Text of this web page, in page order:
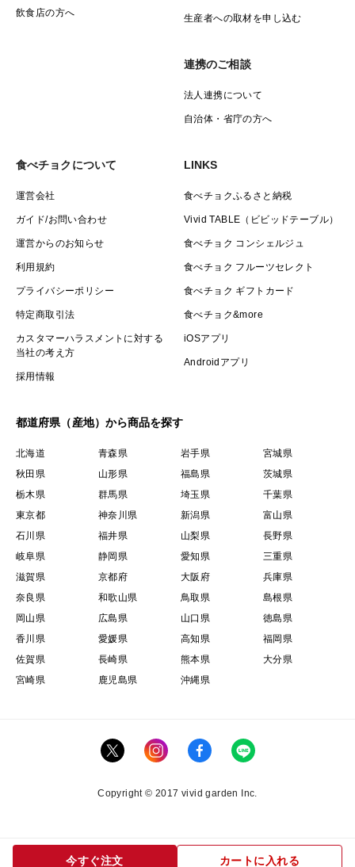
今すぐ注文 カートに入れる
飲食店の方へ 生産者への取材を申し込む
連携のご相談
法人連携について
自治体・省庁の方へ
食べチョクについて
運営会社
ガイド/お問い合わせ
運営からのお知らせ
利用規約
プライバシーポリシー
特定商取引法
カスタマーハラスメントに対する
当社の考え方
採用情報
LINKS
食べチョクふるさと納税
Vivid TABLE（ビビッドテーブル）
食べチョク コンシェルジュ
食べチョク フルーツセレクト
食べチョク ギフトカード
食べチョク&more
iOSアプリ
Androidアプリ
都道府県（産地）から商品を探す
北海道 青森県 岩手県
宮城県
秋田県
山形県 福島県
茨城県
栃木県
群馬県 埼玉県
千葉県
東京都
神奈川県 新潟県
富山県
石川県
福井県 山梨県
長野県
岐阜県
静岡県 愛知県
三重県
滋賀県
京都府 大阪府
兵庫県
奈良県
和歌山県 鳥取県
島根県
岡山県
広島県 山口県
徳島県
香川県
愛媛県 高知県
福岡県
佐賀県
長崎県 熊本県
大分県
宮崎県
鹿児島県 沖縄県
Copyright © 2017 vivid garden Inc.